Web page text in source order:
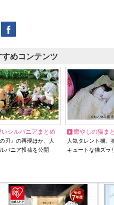
すめコンテンツ
いシルバニアまとめ
の刃』の再現ほか、人
バニア投稿を公開
癒やしの猫ま
人気タレント猫
キュートな猫ズラ